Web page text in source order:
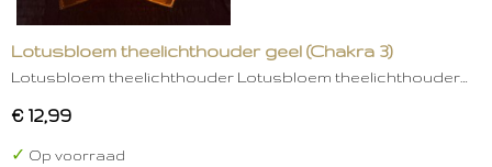
Lotusbloem theelichthouder geel (Chakra 3)
Lotusbloem theelichthouder Lotusbloem theelichthouder…
€ 12,99
✓ Op voorraad